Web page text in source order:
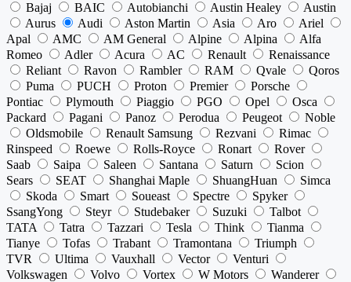
Bajaj
BAIC Autobianchi Austin Healey
Austin
Aurus
Audi Aston Martin Asia Aro
Ariel
Apal
AMC AM General Alpine Alpina
Alfa
Romeo
Adler Acura AC Renault
Renaissance
Reliant
Ravon Rambler RAM Qvale
Qoros
Puma
PUCH Proton Premier
Porsche
Pontiac
Plymouth Piaggio PGO Opel
Osca
Packard
Pagani Panoz Perodua Peugeot
Noble
Oldsmobile
Renault Samsung Rezvani
Rimac
Rinspeed
Roewe Rolls-Royce Ronart
Rover
Saab
Saipa Saleen Santana Saturn
Scion
Sears
SEAT Shanghai Maple ShuangHuan
Simca
Skoda
Smart Soueast Spectre
Spyker
SsangYong
Steyr Studebaker Suzuki
Talbot
TATA
Tatra Tazzari Tesla Think
Tianma
Tianye
Tofas Trabant Tramontana
Triumph
TVR
Ultima Vauxhall Vector
Venturi
Volkswagen
Volvo Vortex W Motors
Wanderer